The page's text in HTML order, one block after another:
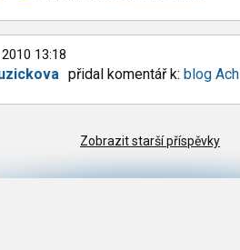
13:18
přidal komentář k:blog
Zobrazit starší příspěvky